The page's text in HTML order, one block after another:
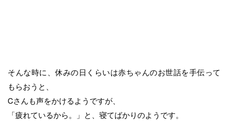
そんな時に、休みの日くらいは赤ちゃんのお世話を手伝って
もらおうと、
Cさんも声をかけるようですが、
「疲れているから。」と、寝てばかりのようです。